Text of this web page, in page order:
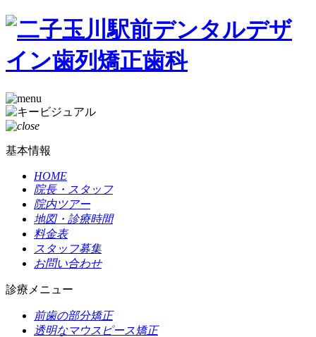
基本情報
HOME
院長・スタッフ
院内ツアー
地図・診療時間
料金表
スタッフ募集
お問い合わせ
診療メニュー
前歯の部分矯正
透明なマウスピース矯正